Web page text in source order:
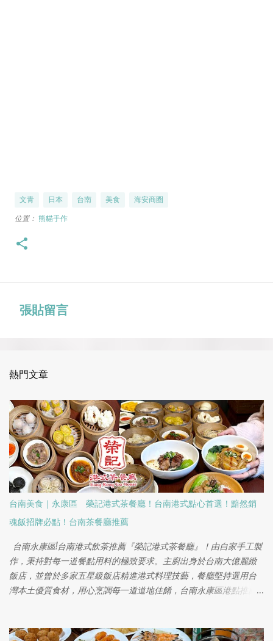
文青 日本 台南 美食 海安商圈
位置： 熊貓手作
張貼留言
熱門文章
台南美食｜永康區 榮記港式茶餐廳！台南港式點心首選！黯然銷
魂飯招牌必點！台南茶餐廳推薦
台南永康區!台南港式飲茶推薦『榮記港式茶餐廳』！由自家手工製
作，秉持對每一道餐點用料的極致要求。主廚出身於台南大億麗緻
飯店，並曾於多家五星級飯店精進港式料理技藝，餐廳堅持選用台
灣本土優質食材，用心烹調每一道道地佳餚，台南永康區港點推薦!
港味體驗!